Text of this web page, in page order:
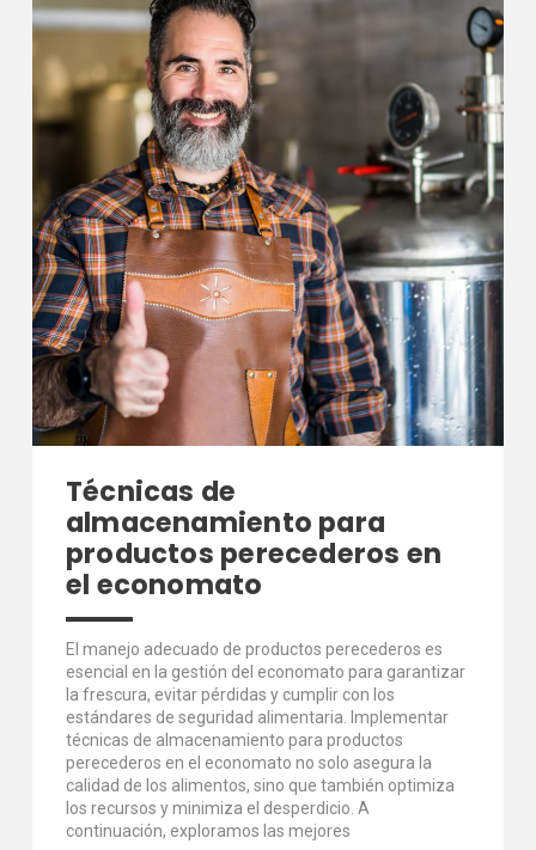
Técnicas de
almacenamiento para
productos perecederos en
el economato
El manejo adecuado de productos perecederos es
esencial en la gestión del economato para garantizar
la frescura, evitar pérdidas y cumplir con los
estándares de seguridad alimentaria. Implementar
técnicas de almacenamiento para productos
perecederos en el economato no solo asegura la
calidad de los alimentos, sino que también optimiza
los recursos y minimiza el desperdicio. A
continuación, exploramos las mejores